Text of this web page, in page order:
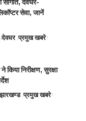
सौगात, देवघर-
सेवा, जानें
देवघर प्रमुख खबरे
निरीक्षण, सुरक्षा
झारखण्ड प्रमुख खबरे